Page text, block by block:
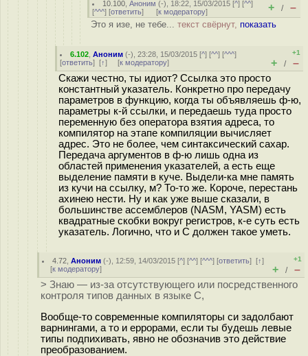
10.100 ,Аноним (-), 18:22, 15/03/2015 [^] [^^]
[^^^] [ответить] [к модератору] + / –
Это я изе, не тебе... текст свёрнут, показать
6.102 ,Аноним (-), 23:28, 15/03/2015 [^] [^^] [^^^]
[ответить] [↑] [к модератору]
+1
+ / –
Скажи честно, ты идиот? Ссылка это просто
константный указатель. Конкретно про передачу
параметров в функцию, когда ты объявляешь ф-ю,
параметры к-й ссылки, и передаешь туда просто
переменную без оператора взятия адреса, то
компилятор на этапе компиляции вычисляет
адрес. Это не более, чем синтаксический сахар.
Передача аргументов в ф-ю лишь одна из
областей применения указателей, а есть еще
выделение памяти в куче. Выдели-ка мне память
из кучи на ссылку, м? То-то же. Короче, перестань
ахинею нести. Ну и как уже выше сказали, в
большинстве ассемблеров (NASM, YASM) есть
квадратные скобки вокруг регистров, к-е суть есть
указатель. Логично, что и С должен такое уметь.
4.72 ,Аноним (-), 12:59, 14/03/2015 [^] [^^] [^^^] [ответить][↑]
[к модератору]
+1
+ / –
> Знаю — из-за отсутствующего или посредственного
контроля типов данных в языке C,
Вообще-то современные компиляторы си задолбают
варнингами, а то и еррорами, если ты будешь левые
типы подпихивать, явно не обозначив это действие
преобразованием.